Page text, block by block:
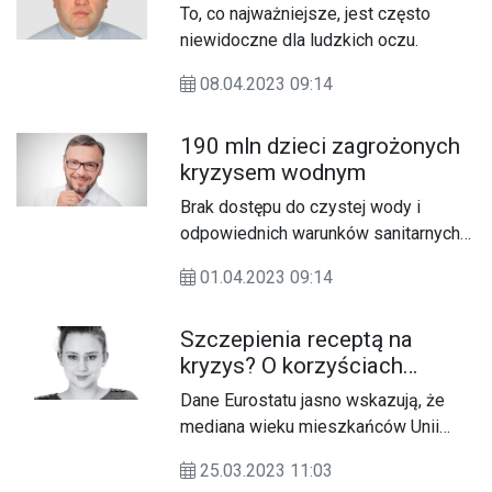
złożyć zamówienie na EKUZ.
To, co najważniejsze, jest często
niewidoczne dla ludzkich oczu.
08.04.2023 09:14
190 mln dzieci zagrożonych
kryzysem wodnym
Brak dostępu do czystej wody i
odpowiednich warunków sanitarnych
zagrażają życiu 190 mln dzieci z 10
odpowiedniej ochrony niezbędne są
pilne inwestycje w ramach
prowadzonego przez UNICEF
programu WASH. Zapewnia on
sanitarne i higieniczne dostosowane
01.04.2023 09:14
Szczepienia receptą na
kryzys? O korzyściach
szczepień dorosłych
Dane Eurostatu jasno wskazują, że
mediana wieku mieszkańców Unii
Wiele chorób zakaźnych stanowi
25.03.2023 11:03